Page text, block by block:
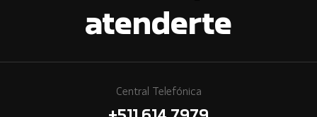
atenderte
Central Telefónica